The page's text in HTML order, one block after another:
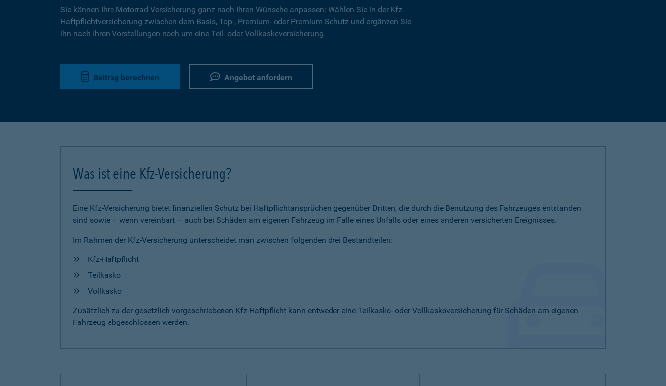
Sie können Ihre Motorrad-Versicherung ganz nach Ihren Wünsche anpassen: Wählen Sie in der Kfz-
Haftpflichtversicherung zwischen dem Basis, Top-, Premium- oder Premium-Schutz und ergänzen Sie
ihn nach Ihren Vorstellungen noch um eine Teil- oder Vollkaskoversicherung.
Beitrag berechnen Angebot anfordern
Was ist eine Kfz-Versicherung?
Eine Kfz-Versicherung bietet finanziellen Schutz bei Haftpflichtansprüchen gegenüber Dritten, die durch die Benutzung des Fahrzeuges entstanden
sind sowie – wenn vereinbart – auch bei Schäden am eigenen Fahrzeug im Falle eines Unfalls oder eines anderen versicherten Ereignisses.
Im Rahmen der Kfz-Versicherung unterscheidet man zwischen folgenden drei Bestandteilen:
Kfz-Haftpflicht
Teilkasko
Vollkasko
Zusätzlich zu der gesetzlich vorgeschriebenen Kfz-Haftpflicht kann entweder eine Teilkasko- oder Vollkaskoversicherung für Schäden am eigenen
Fahrzeug abgeschlossen werden.